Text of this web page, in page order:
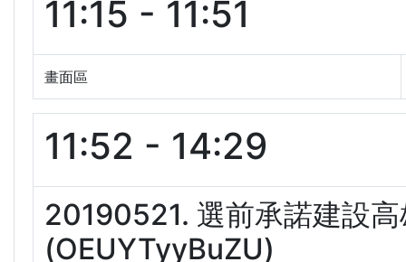
11:15 - 11:51
畫面區
11:52 - 14:29
20190521. 選前承諾建設
(OEUYTyyBuZU)